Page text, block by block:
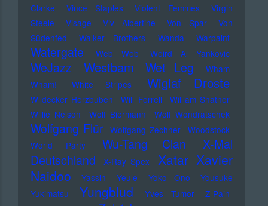
Clarke
Vince Staples Violent Femmes
Virgin
Steele
Visage Viv Albertine Von Spar
Von
Südenfed
Walker Brothers Wanda Warpaint
Watergate Web Web Weird Al Yankovic
WeJazz Westbam Wet Leg
Wham
Wham!
White Stripes Wiglaf Droste
Wildecker Herzbuben Will Ferrell
William Shatner
Willie Nelson
Wolf Biermann Wolf Wondratschek
Wolfgang Flür Wolfgang Zechner
Woodstock
World Party
Wu-Tang Clan
X-Mal
Deutschland
X-Ray Spex Xatar Xavier
Naidoo
Yassin Yeule Yoko Ono
Yousuke
Yukimatsu
Yungblud Yves Tumor
Z-Pain